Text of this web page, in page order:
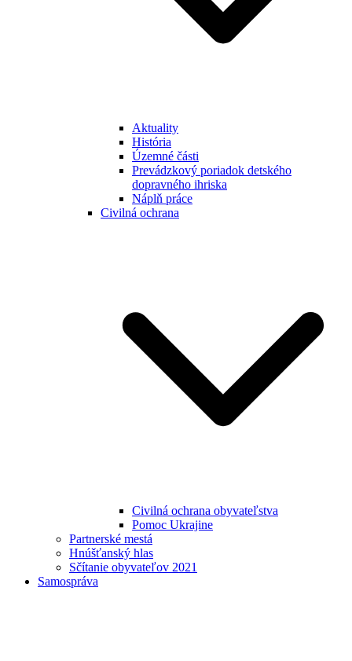
Aktuality
História
Územné části
Prevádzkový poriadok detského
dopravného ihriska
Náplň práce
Civilná ochrana
Civilná ochrana obyvateľstva
Pomoc Ukrajine
Partnerské mestá
Hnúšťanský hlas
Sčítanie obyvateľov 2021
Samospráva